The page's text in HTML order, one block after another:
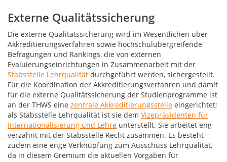
Externe Qualitätssicherung
Die externe Qualitätssicherung wird im Wesentlichen über
Akkreditierungsverfahren sowie hochschulübergreifende
Befragungen und Rankings, die von externen
Evaluierungseinrichtungen in Zusammenarbeit mit der
Stabsstelle Lehrqualität durchgeführt werden, sichergestellt.
Für die Koordination der Akkreditierungsverfahren und damit
für die externe Qualitätssicherung der Studienprogramme ist
an der THWS eine zentrale Akkreditierungsstelle eingerichtet;
als Stabsstelle Lehrqualität ist sie dem Vizepräsidenten für
Internationalisierung und Lehre unterstellt. Sie arbeitet eng
verzahnt mit der Stabsstelle Recht zusammen. Es besteht
zudem eine enge Verknüpfung zum Ausschuss Lehrqualität,
da in diesem Gremium die aktuellen Vorgaben für